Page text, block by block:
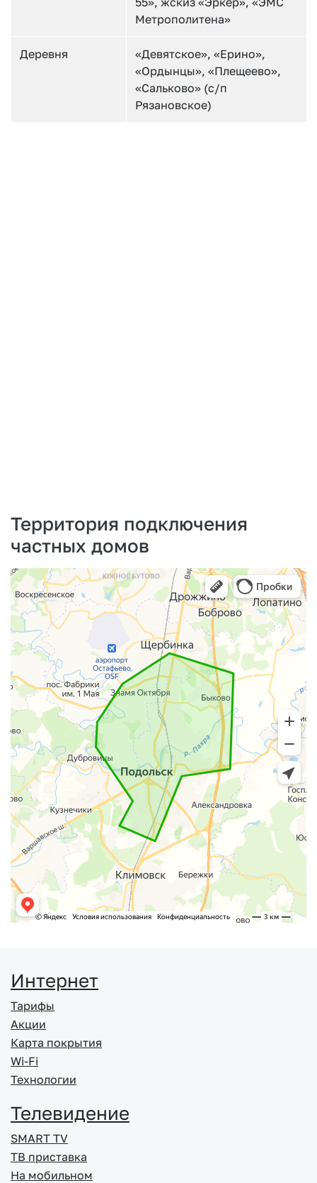
Метрополитена»
Деревня
«Девятское», «Ерино»,
«Ордынцы», «Плещеево»,
«Сальково» (с/п
Рязановское)
Территория подключения
частных домов
Интернет
Тарифы
Акции
Карта покрытия
Wi-Fi
Технологии
Телевидение
SMART TV
ТВ приставка
На мобильном